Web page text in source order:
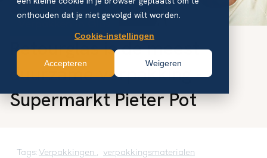
onthouden dat je niet gevolgd wilt worden.
Cookie-instellingen
Accepteren Weigeren
Retourglas is de meest
duurzame verpakking -
Supermarkt Pieter Pot
Tags: Verpakkingen , verpakkingsmaterialen